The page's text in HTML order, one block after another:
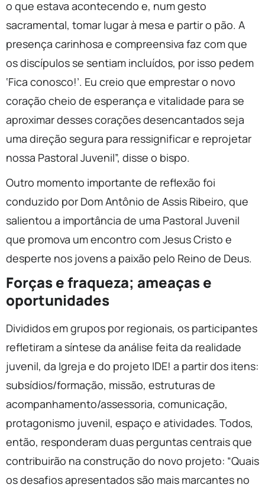
o que estava acontecendo e, num gesto
sacramental, tomar lugar à mesa e partir o pão. A
presença carinhosa e compreensiva faz com que
os discípulos se sentiam incluídos, por isso pedem
‘Fica conosco!’. Eu creio que emprestar o novo
coração cheio de esperança e vitalidade para se
aproximar desses corações desencantados seja
uma direção segura para ressignificar e reprojetar
nossa Pastoral Juvenil”, disse o bispo.
Outro momento importante de reflexão foi
conduzido por Dom Antônio de Assis Ribeiro, que
salientou a importância de uma Pastoral Juvenil
que promova um encontro com Jesus Cristo e
desperte nos jovens a paixão pelo Reino de Deus.
Forças e fraqueza; ameaças e
oportunidades
Divididos em grupos por regionais, os participantes
refletiram a síntese da análise feita da realidade
juvenil, da Igreja e do projeto IDE! a partir dos itens:
subsídios/formação, missão, estruturas de
acompanhamento/assessoria, comunicação,
protagonismo juvenil, espaço e atividades. Todos,
então, responderam duas perguntas centrais que
contribuirão na construção do novo projeto: “Quais
os desafios apresentados são mais marcantes no